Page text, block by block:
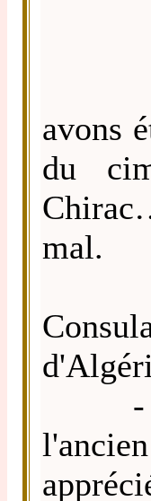
- le
avons
du
mal.
- le